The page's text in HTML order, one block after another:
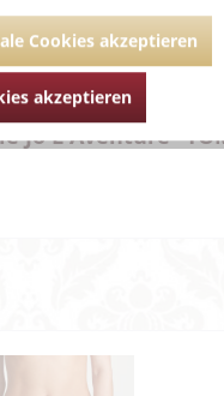
zaubert ein reizendes
Modell getragen
Polyurethan:0%
Jo L'Aventure
Cookies akzeptieren
akzeptieren